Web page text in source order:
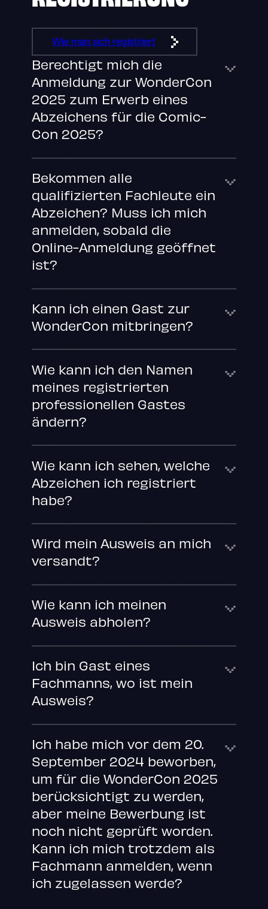
Wie man sich registriert
Berechtigt mich die
Anmeldung zur WonderCon
2025 zum Erwerb eines
Abzeichens für die Comic-
Con 2025?
Bekommen alle
qualifizierten Fachleute ein
Abzeichen? Muss ich mich
anmelden, sobald die
Online-Anmeldung geöffnet
ist?
Kann ich einen Gast zur
WonderCon mitbringen?
Wie kann ich den Namen
meines registrierten
professionellen Gastes
ändern?
Wie kann ich sehen, welche
Abzeichen ich registriert
habe?
Wird mein Ausweis an mich
versandt?
Wie kann ich meinen
Ausweis abholen?
Ich bin Gast eines
Fachmanns, wo ist mein
Ausweis?
Ich habe mich vor dem 20.
September 2024 beworben,
um für die WonderCon 2025
berücksichtigt zu werden,
aber meine Bewerbung ist
noch nicht geprüft worden.
Kann ich mich trotzdem als
Fachmann anmelden, wenn
ich zugelassen werde?